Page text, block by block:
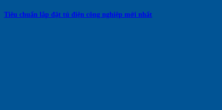
Tiêu chuẩn lắp đặt tủ điện công nghiệp mới nhất